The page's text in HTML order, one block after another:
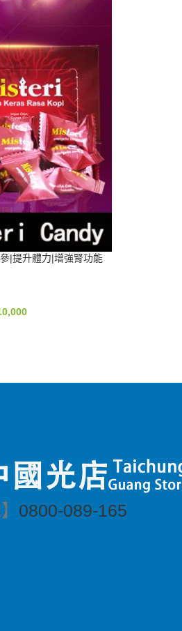
|提升體力|增強腎功能
0800-089-165